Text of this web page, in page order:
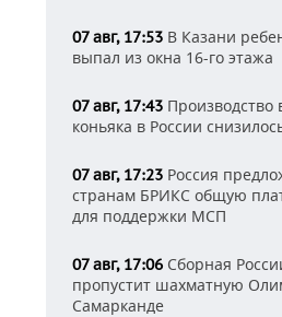
07 авг, 17:53 В Казани
выпал из окна 16-го этажа
07 авг, 17:43 Производство
коньяка в России
07 авг, 17:23 Россия
странам БРИКС общую
для поддержки МСП
07 авг, 17:06 Сборная
пропустит шахматную
Самарканде